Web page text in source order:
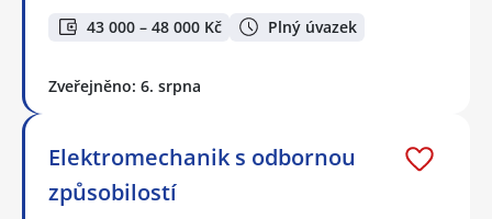
43 000 – 48 000 Kč Plný úvazek
Zveřejněno: 6. srpna
Elektromechanik s odbornou
způsobilostí